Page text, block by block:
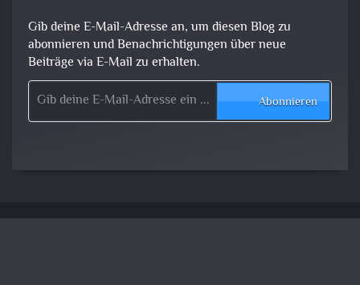
Gib deine E-Mail-Adresse an, um diesen Blog zu
abonnieren und Benachrichtigungen über neue
Beiträge via E-Mail zu erhalten.
Gib deine E-Mail-Adresse ein ...
Abonnieren